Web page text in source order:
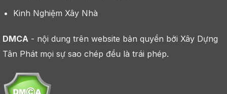
Kinh Nghiệm Xây Nhà
DMCA - nội dung trên website bản quyền bởi Xây Dựng
Tân Phát mọi sự sao chép đều là trái phép.